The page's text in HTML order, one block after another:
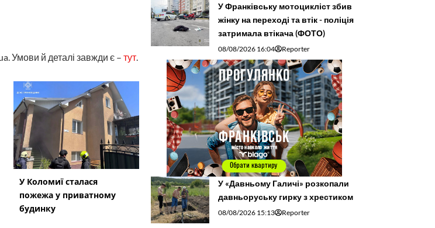
Умови й деталі завжди є – тут
У Коломиї сталася
пожежа у приватному
будинку
У Франківську мотоцикліст збив
жінку на переході та втік - поліція
затримала втікача (ФОТО)
08/08/2026 16:04 Reporter
У «Давньому Галичі» розкопали
давньоруську гирку з хрестиком
08/08/2026 15:13 Reporter